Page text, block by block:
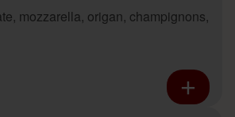
mozzarella, origan, champignons,